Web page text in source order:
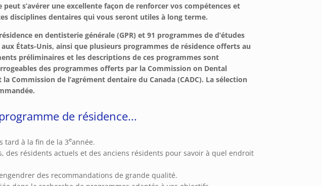
s’avérer une excellente façon de renforcer vos compétences et
disciplines dentaires qui vous seront utiles à long terme.
en dentisterie générale (GPR) et 91 programmes de d’études
États-Unis, ainsi que plusieurs programmes de résidence offerts au
préliminaires et les descriptions de ces programmes sont
des programmes offerts par la Commission on Dental
Commission de l’agrément dentaire du Canada (CADC). La sélection
de résidence...
tard à la fin de la 3eannée.
des résidents actuels et des anciens résidents pour savoir à quel endroit
des recommandations de grande qualité.